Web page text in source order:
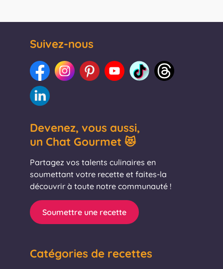
Suivez-nous
Devenez, vous aussi,
un Chat Gourmet 😻
Partagez vos talents culinaires en
soumettant votre recette et faites-la
découvrir à toute notre communauté !
Soumettre une recette
Catégories de recettes